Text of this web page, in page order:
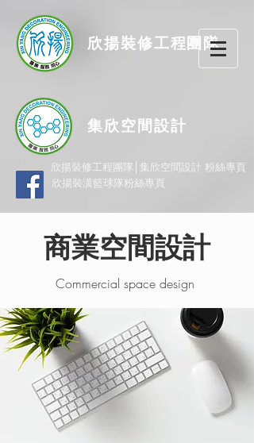
欣揚裝修工程團隊
集欣空間設計
欣揚裝修工程團隊│集欣空間設計 粉絲專頁
欣揚裝潢籃球隊粉絲專頁
商業空間設計
Commercial space design